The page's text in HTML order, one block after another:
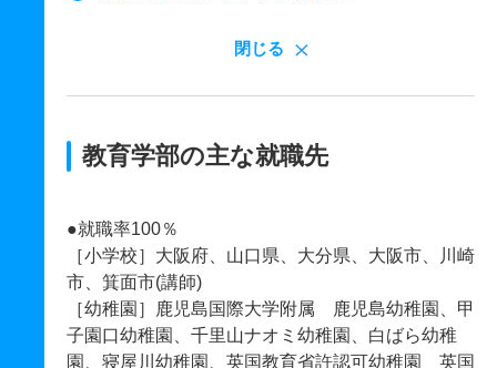
閉じる
教育学部の主な就職先
●就職率100％
［小学校］大阪府、山口県、大分県、大阪市、川崎
市、箕面市(講師)
［幼稚園］鹿児島国際大学附属 鹿児島幼稚園、甲
子園口幼稚園、千里山ナオミ幼稚園、白ばら幼稚
園、寝屋川幼稚園、英国教育省許認可幼稚園 英国